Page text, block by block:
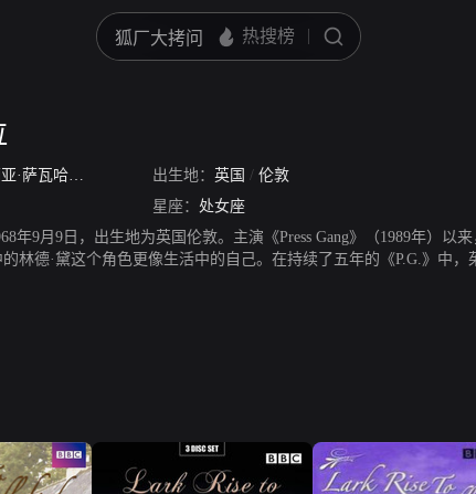
·萨瓦哈 /Julia Sawala出生地： 英国 / 伦敦
星座： 处女座
年9月9日，出生地为英国伦敦。主演《Press Gang》（1989年）以
的林德·黛这个角色更像生活中的自己。在持续了五年的《P.G.》中
一对甜蜜的情侣。而1992年《荒唐阿姨》（Absolutely Fabulous）
据简·奥斯汀的小说《傲慢与偏见》改编的同名电视短剧中的莉迪亚·